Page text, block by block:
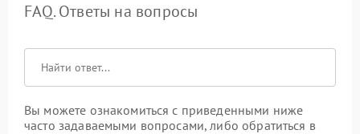
FAQ. Ответы на вопросы
Вы можете ознакомиться с приведенными ниже
часто задаваемыми вопросами, либо обратиться в